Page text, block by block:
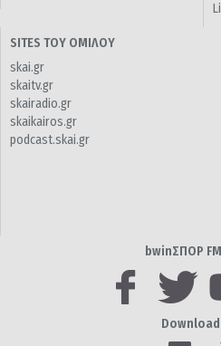
SITES ΤΟΥ ΟΜΙΛΟΥ
skai.gr
skaitv.gr
skairadio.gr
skaikairos.gr
podcast.skai.gr
bwinΣΠΟΡ
Download